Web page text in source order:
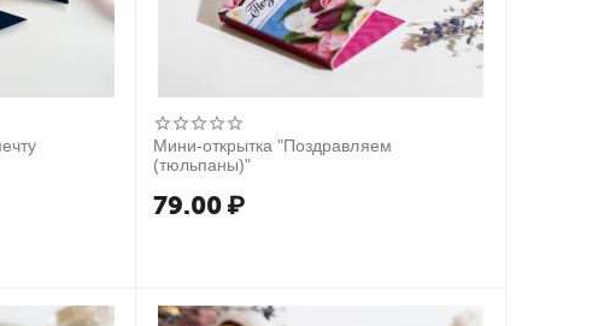
Мини-открытка "Поздравляем
(тюльпаны)"
79.00 ₽